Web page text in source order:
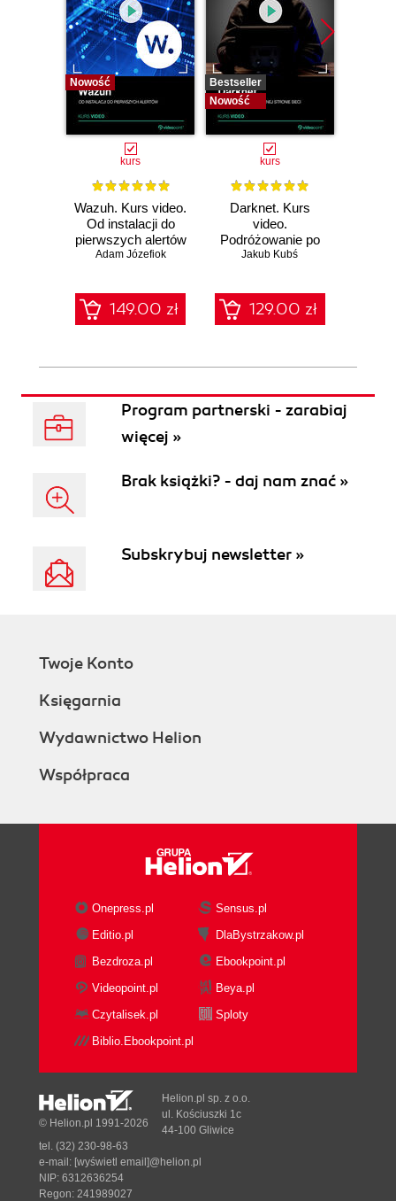
Nowość
kurs
Wazuh. Kurs video.
Od instalacji do
pierwszych alertów
Adam Józefiok
149.00 zł
Bestseller
Nowość
kurs
Darknet. Kurs
video.
Podróżowanie po
ciemnej stronie
Jakub Kubś
129.00 zł
Program partnerski - zarabiaj
więcej »
Brak książki? - daj nam znać »
Subskrybuj newsletter »
Twoje Konto
Księgarnia
Wydawnictwo Helion
Współpraca
Onepress.pl
Sensus.pl
Editio.pl
DlaBystrzakow.pl
Bezdroza.pl
Ebookpoint.pl
Videopoint.pl
Beya.pl
Czytalisek.pl
Sploty
Biblio.Ebookpoint.pl
© Helion.pl 1991-2026
Helion.pl sp. z o.o.
ul. Kościuszki 1c
44-100 Gliwice
tel. (32) 230-98-63
e-mail: [wyświetl email]@helion.pl
NIP: 6312636254
Regon: 241989027